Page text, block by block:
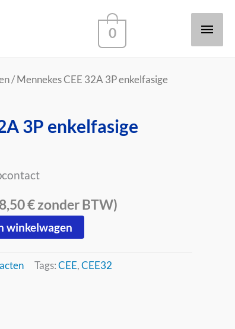
0
/ Mennekes CEE 32A 3P enkelfasige
3P enkelfasige
€zonder BTW)
winkelwagen
Tags:CEE,CEE32